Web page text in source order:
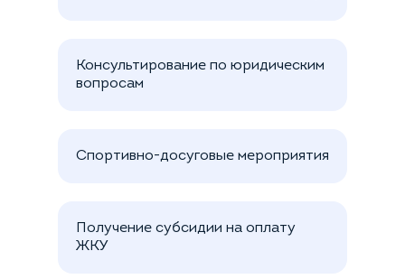
Консультирование по юридическим
вопросам
Спортивно-досуговые мероприятия
Получение субсидии на оплату
ЖКУ